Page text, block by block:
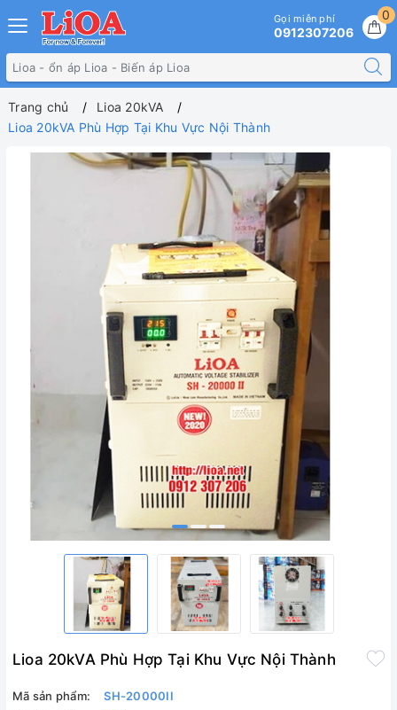
0
Gọi miễn phí
0912307206
Trang chủ
Lioa 20kVA
Lioa 20kVA Phù Hợp Tại Khu Vực Nội Thành
Lioa 20kVA Phù Hợp Tại Khu Vực Nội Thành
Mã sản phẩm:
SH-20000II